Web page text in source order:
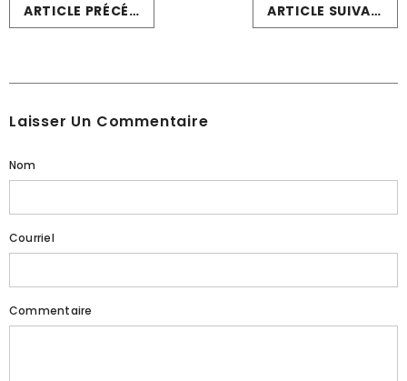
ARTICLE PRÉCÉDENT ARTICLE SUIVANT
Laisser Un Commentaire
Nom
Courriel
Commentaire